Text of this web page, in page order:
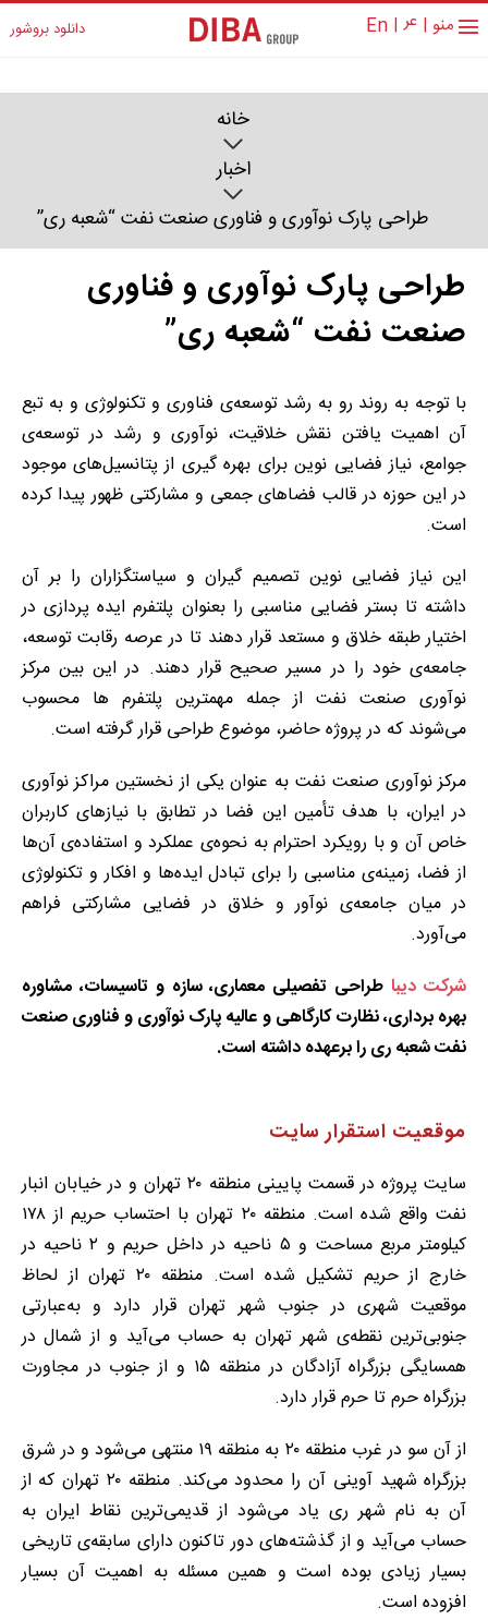
دانلود بروشور منو | عر |
En
خانه
اخبار
طراحی پارک نوآوری و فناوری صنعت نفت “شعبه ری”
طراحی پارک نوآوری و فناوری
صنعت نفت “شعبه ری”
با توجه به روند رو به رشد توسعه‌ی فناوری و تکنولوژی و به تبع
آن اهمیت یافتن نقش خلاقیت، نوآوری و رشد در توسعه‌ی
جوامع، نیاز فضایی نوین برای بهره گیری از پتانسیل‌های موجود
در این حوزه در قالب فضاهای جمعی و مشارکتی ظهور پیدا کرده
است.
این نیاز فضایی نوین تصمیم گیران و سیاستگزاران را بر آن
داشته تا بستر فضایی مناسبی را بعنوان پلتفرم ایده پردازی در
اختیار طبقه خلاق و مستعد قرار دهند تا در عرصه رقابت توسعه،
جامعه‌ی خود را در مسیر صحیح قرار دهند. در این بین مرکز
نوآوری صنعت نفت از جمله مهمترین پلتفرم ها محسوب
می‌شوند که در پروژه حاضر، موضوع طراحی قرار گرفته است.
مرکز نوآوری صنعت نفت به عنوان یکی از نخستین مراکز نوآوری
در ایران، با هدف تأمین این فضا در تطابق با نیازهای کاربران
خاص آن و با رویکرد احترام به نحوه‌ی عملکرد و استفاده‌ی آن‌ها
از فضا، زمینه‌ی مناسبی را برای تبادل ایده‌ها و افکار و تکنولوژی
در میان جامعه‌ی نوآور و خلاق در فضایی مشارکتی فراهم
می‌آورد.
شرکت دیباطراحی تفصیلی معماری، سازه و تاسیسات، مشاوره
بهره برداری، نظارت کارگاهی و عالیه پارک نوآوری و فناوری صنعت
نفت شعبه ری را برعهده داشته است.
موقعیت استقرار سایت
سایت پروژه در قسمت پایینی منطقه ۲۰ تهران و در خیابان انبار
نفت واقع شده است. منطقه ۲۰ تهران با احتساب حریم از ۱۷۸
کیلومتر مربع مساحت و ۵ ناحیه در داخل حریم و ۲ ناحیه در
خارج از حریم تشکیل شده است. منطقه ۲۰ تهران از لحاظ
موقعیت شهری در جنوب شهر تهران قرار دارد و به‌عبارتی
جنوبی‌ترین نقطه‌ی شهر تهران به حساب می‌آید و از شمال در
همسایگی بزرگراه آزادگان در منطقه ۱۵ و از جنوب در مجاورت
بزرگراه حرم تا حرم قرار دارد.
از آن سو در غرب منطقه ۲۰ به منطقه ۱۹ منتهی می‌شود و در شرق
بزرگراه شهید آوینی آن را محدود می‌کند. منطقه ۲۰ تهران که از
آن به نام شهر ری یاد می‌شود از قدیمی‌ترین نقاط ایران به
حساب می‌آید و از گذشته‌های دور تاکنون دارای سابقه‌ی تاریخی
بسیار زیادی بوده است و همین مسئله به اهمیت آن بسیار
افزوده است.